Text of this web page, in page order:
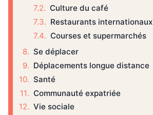
Culture du café
Restaurants internationaux
Courses et supermarchés
Se déplacer
Déplacements longue distance
Santé
Communauté expatriée
Vie sociale